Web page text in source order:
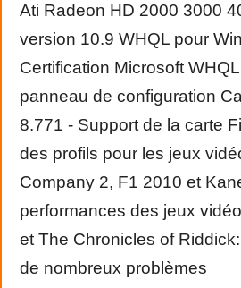
Ati Radeon HD 2000 3000
version 10.9 WHQL pour
Certification Microsoft
panneau de configuration
8.771 - Support de la carte
des profils pour les jeux
Company 2, F1 2010 et
performances des jeux
et The Chronicles of
de nombreux problèmes